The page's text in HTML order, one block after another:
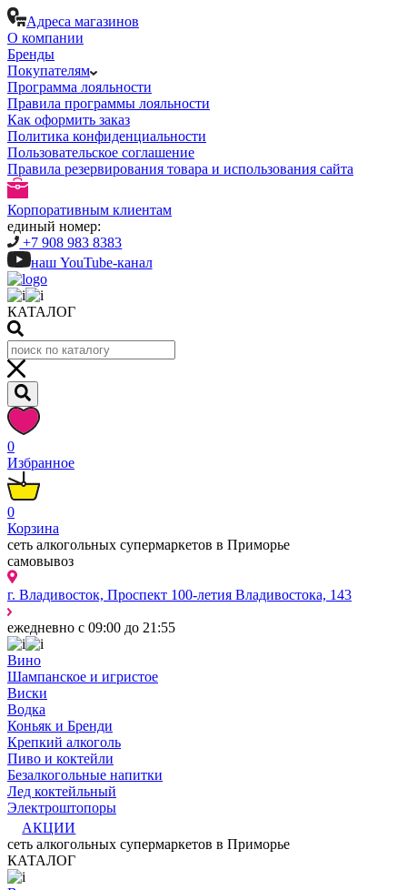
Адреса магазинов
О компании
Бренды
Покупателям
Программа лояльности
Правила программы лояльности
Как оформить заказ
Политика конфиденциальности
Пользовательское соглашение
Правила резервирования товара и использования сайта
Корпоративным клиентам
единый номер:
+7 908 983 8383
наш YouTube-канал
КАТАЛОГ
0
Избранное
0
Корзина
сеть алкогольных супермаркетов в Приморье
самовывоз
г. Владивосток, Проспект 100-летия Владивостока, 143
ежедневно с 09:00 до 21:55
Вино
Шампанское и игристое
Виски
Водка
Коньяк и Бренди
Крепкий алкоголь
Пиво и коктейли
Безалкогольные напитки
Лед коктейльный
Электроштопоры
АКЦИИ
сеть алкогольных супермаркетов в Приморье
КАТАЛОГ